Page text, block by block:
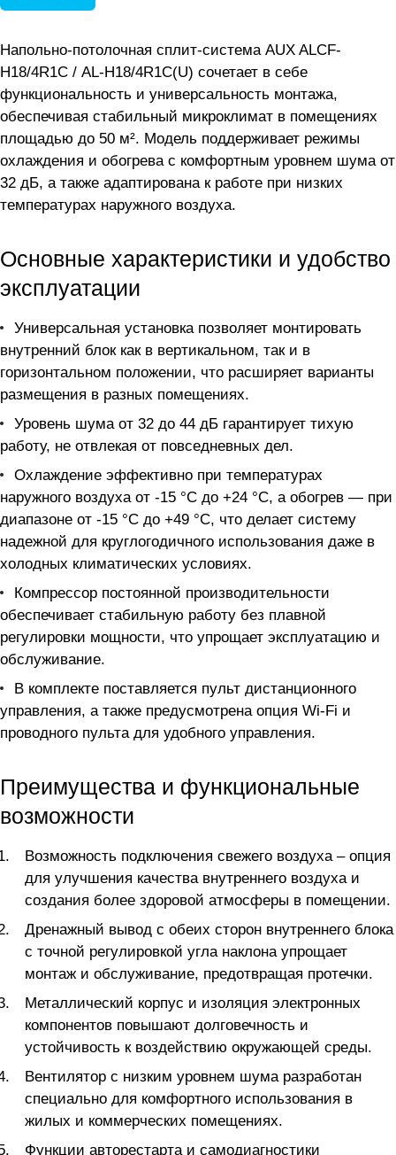
Напольно-потолочная сплит-система AUX ALCF-
H18/4R1С / AL-H18/4R1С(U) сочетает в себе
функциональность и универсальность монтажа,
обеспечивая стабильный микроклимат в помещениях
площадью до 50 м². Модель поддерживает режимы
охлаждения и обогрева с комфортным уровнем шума от
32 дБ, а также адаптирована к работе при низких
температурах наружного воздуха.
Основные характеристики и удобство
эксплуатации
Универсальная установка позволяет монтировать
внутренний блок как в вертикальном, так и в
горизонтальном положении, что расширяет варианты
размещения в разных помещениях.
Уровень шума от 32 до 44 дБ гарантирует тихую
работу, не отвлекая от повседневных дел.
Охлаждение эффективно при температурах
наружного воздуха от -15 °C до +24 °C, а обогрев — при
диапазоне от -15 °C до +49 °C, что делает систему
надежной для круглогодичного использования даже в
холодных климатических условиях.
Компрессор постоянной производительности
обеспечивает стабильную работу без плавной
регулировки мощности, что упрощает эксплуатацию и
обслуживание.
В комплекте поставляется пульт дистанционного
управления, а также предусмотрена опция Wi-Fi и
проводного пульта для удобного управления.
Преимущества и функциональные
возможности
Возможность подключения свежего воздуха – опция
для улучшения качества внутреннего воздуха и
создания более здоровой атмосферы в помещении.
Дренажный вывод с обеих сторон внутреннего блока
с точной регулировкой угла наклона упрощает
монтаж и обслуживание, предотвращая протечки.
Металлический корпус и изоляция электронных
компонентов повышают долговечность и
устойчивость к воздействию окружающей среды.
Вентилятор с низким уровнем шума разработан
специально для комфортного использования в
жилых и коммерческих помещениях.
Функции авторестарта и самодиагностики